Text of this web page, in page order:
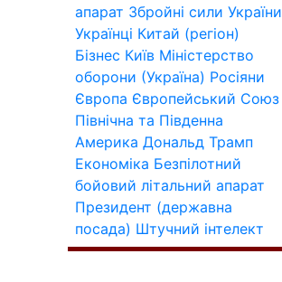
апарат Збройні сили України
Українці Китай (регіон)
Бізнес Київ Міністерство
оборони (Україна) Росіяни
Європа Європейський Союз
Північна та Південна
Америка Дональд Трамп
Економіка Безпілотний
бойовий літальний апарат
Президент (державна
посада) Штучний інтелект